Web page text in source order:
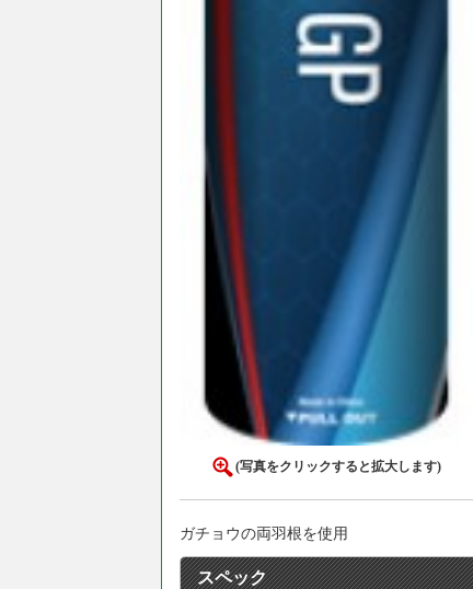
(写真をクリックすると拡大します)
ガチョウの両羽根を使用
スペック